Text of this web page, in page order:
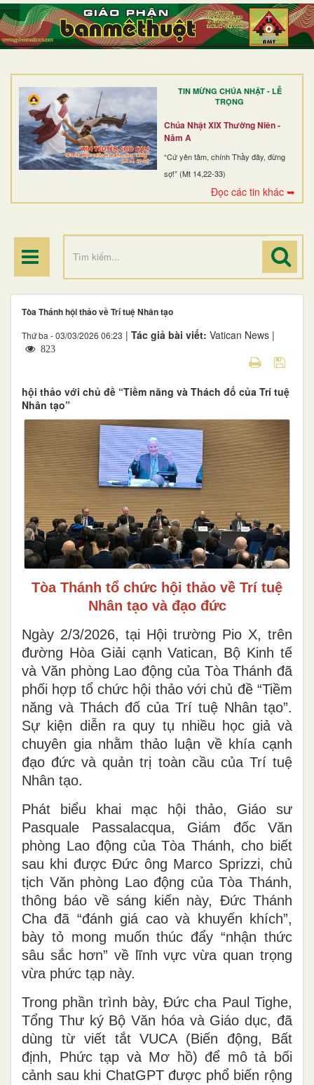
TIN MỪNG CHÚA NHẬT - LỄ
TRỌNG
Chúa Nhật XIX Thường Niên -
Năm A
“Cứ yên tâm, chính Thầy đây, đừng
sợ!” (Mt 14,22-33)
Đọc các tin khác ➥
TRANG NHẤT
GIỚI THIỆU
DÒNG TU
BAN MỤC VỤ
ĐOÀN THỂ CG
ĐIỂM HÀNH HƯƠNG
Tòa Thánh hội thảo về Trí tuệ Nhân tạo
Thứ ba - 03/03/2026 06:23 | Tác giả bài viết: Vatican News |
823
hội thảo với chủ đề “Tiềm năng và Thách đố của Trí tuệ
Nhân tạo”
Tòa Thánh tổ chức hội thảo về Trí tuệ
Nhân tạo và đạo đức
Ngày 2/3/2026, tại Hội trường Pio X, trên
đường Hòa Giải cạnh Vatican, Bộ Kinh tế
và Văn phòng Lao động của Tòa Thánh đã
phối hợp tổ chức hội thảo với chủ đề “Tiềm
năng và Thách đố của Trí tuệ Nhân tạo”.
Sự kiện diễn ra quy tụ nhiều học giả và
chuyên gia nhằm thảo luận về khía cạnh
đạo đức và quản trị toàn cầu của Trí tuệ
Nhân tạo.
Phát biểu khai mạc hội thảo, Giáo sư
Pasquale Passalacqua, Giám đốc Văn
phòng Lao động của Tòa Thánh, cho biết
sau khi được Đức ông Marco Sprizzi, chủ
tịch Văn phòng Lao động của Tòa Thánh,
thông báo về sáng kiến này, Đức Thánh
Cha đã “đánh giá cao và khuyến khích”,
bày tỏ mong muốn thúc đẩy “nhận thức
sâu sắc hơn” về lĩnh vực vừa quan trọng
vừa phức tạp này.
Trong phần trình bày, Đức cha Paul Tighe,
Tổng Thư ký Bộ Văn hóa và Giáo dục, đã
dùng từ viết tắt VUCA (Biến động, Bất
định, Phức tạp và Mơ hồ) để mô tả bối
cảnh sau khi ChatGPT được phổ biến rộng